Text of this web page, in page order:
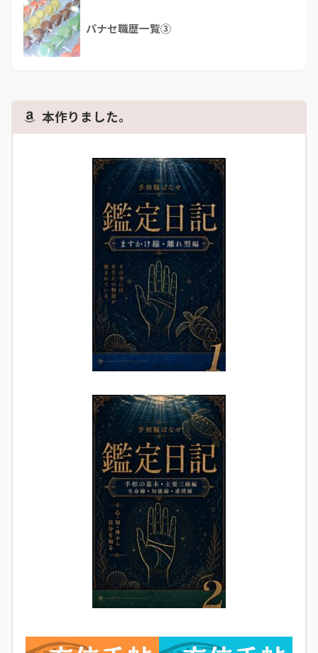
パナセ職歴一覧③
本作りました。